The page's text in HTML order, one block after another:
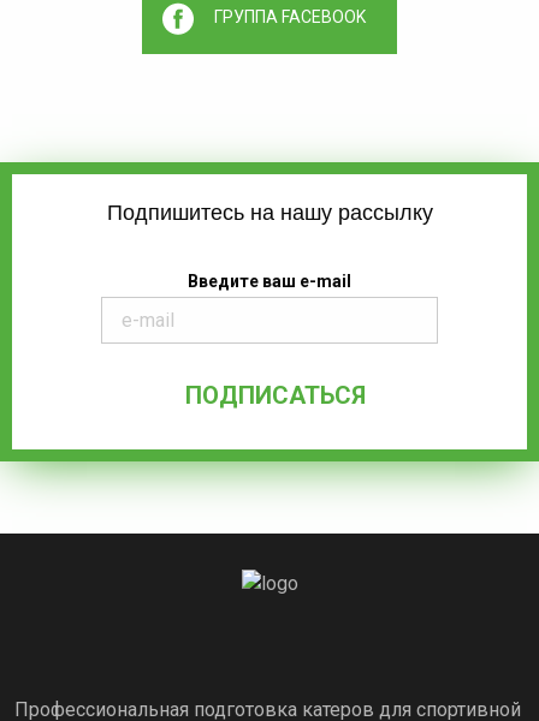
ГРУППА FACEBOOK
Подпишитесь на нашу рассылку
Введите ваш e-mail
Профессиональная подготовка катеров для спортивной